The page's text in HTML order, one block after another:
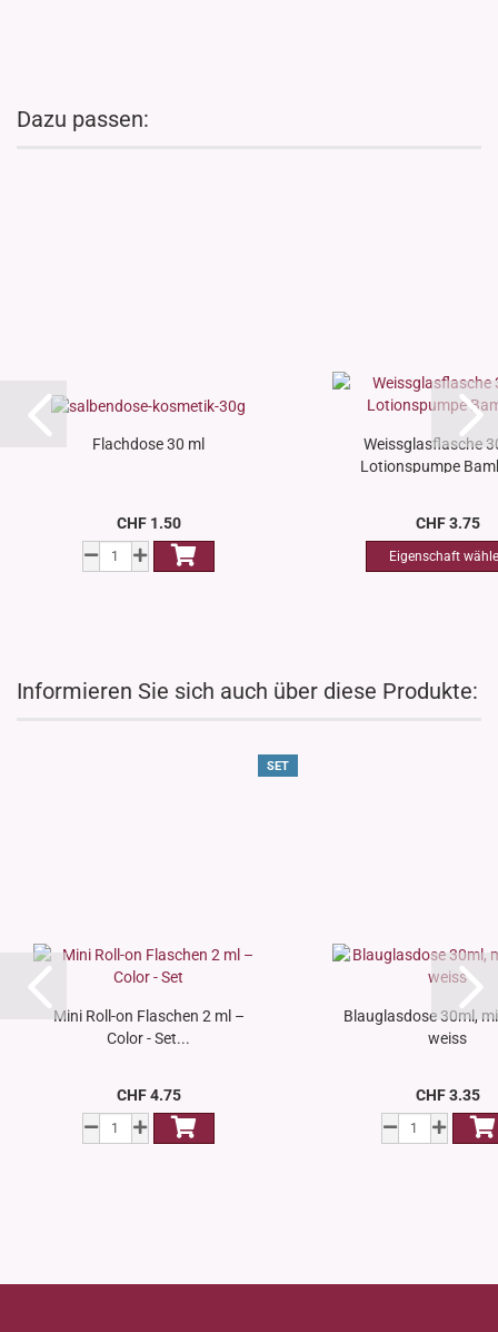
Dazu passen:
Flachdose 30 ml
CHF 1.50
Weissglasflasche
Lotionspumpe
CHF 3.75
Informieren Sie sich auch über diese Produkte:
SET
Mini Roll-on Flaschen 2 ml –
Color - Set...
CHF 4.75
Blauglasdose 30ml,
weiss
CHF 3.35